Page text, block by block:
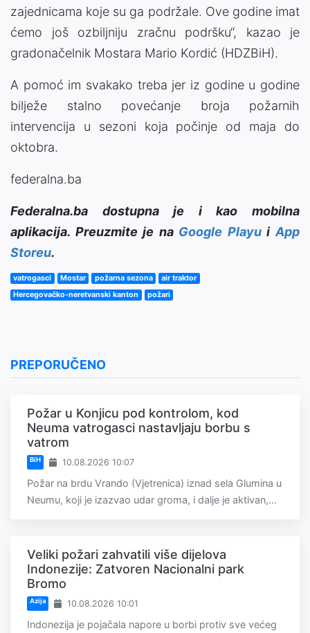
zajednicama koje su ga podržale. Ove godine imat
ćemo još ozbiljniju zračnu podršku“, kazao je
gradonačelnik Mostara Mario Kordić (HDZBiH).
A pomoć im svakako treba jer iz godine u godine
bilježe stalno povećanje broja požarnih
intervencija u sezoni koja počinje od maja do
oktobra.
federalna.ba
Federalna.ba dostupna je i kao mobilna
aplikacija. Preuzmite je na Google PlayuiApp
Storeu.
vatrogasci Mostar požarna sezona
air traktor
Hercegovačko-neretvanski kanton
požari
PREPORUČENO
Požar u Konjicu pod kontrolom, kod
Neuma vatrogasci nastavljaju borbu s
vatrom
BiH 10.08.2026 10:07
Požar na brdu Vrando (Vjetrenica) iznad sela Glumina u
Neumu, koji je izazvao udar groma, i dalje je aktivan,...
Veliki požari zahvatili više dijelova
Indonezije: Zatvoren Nacionalni park
Bromo
Azija 10.08.2026 10:01
Indonezija je pojačala napore u borbi protiv sve većeg